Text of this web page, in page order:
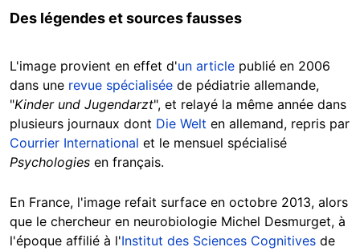
Des légendes et sources fausses
L'image provient en effet d'un article publié en 2006
dans une revue spécialisée de pédiatrie allemande,
"Kinder und Jugendarzt", et relayé la même année dans
plusieurs journaux dont Die Welt en allemand, repris par
Courrier International et le mensuel spécialisé
Psychologies en français.
En France, l'image refait surface en octobre 2013, alors
que le chercheur en neurobiologie Michel Desmurget, à
l'époque affilié à l'Institut des Sciences Cognitives de